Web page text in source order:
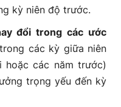
kỳ niên độ trước.
đổi trong các ước
các kỳ giữa niên
các năm trước)
trọng yếu đến kỳ